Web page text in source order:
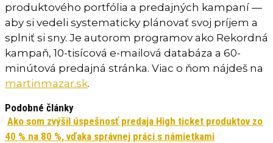
produktového portfólia a predajných kampaní —
aby si vedeli systematicky plánovať svoj príjem a
splniť si sny. Je autorom programov ako Rekordná
kampaň, 10-tisícová e-mailová databáza a 60-
minútová predajná stránka. Viac o ňom nájdeš na
martinmazar.sk.
Podobné články
Ako som zvýšil úspešnosť predaja High ticket produktov zo
40 % na 80 %, vďaka správnej práci s námietkami